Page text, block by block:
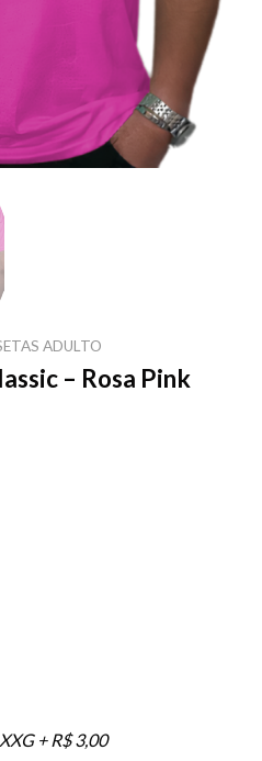
ADULTO
– Rosa Pink
+ R$ 3,00